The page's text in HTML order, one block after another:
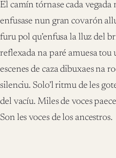
El camín tórnase cada vegada
enfusase nun gran covarón
furu pol qu’enfusa la lluz del
reflexada na paré amuesa tou
escenes de caza dibuxaes na
silenciu. Solo’l ritmu de les
del vacíu. Miles de voces
Son les voces de los ancestros.